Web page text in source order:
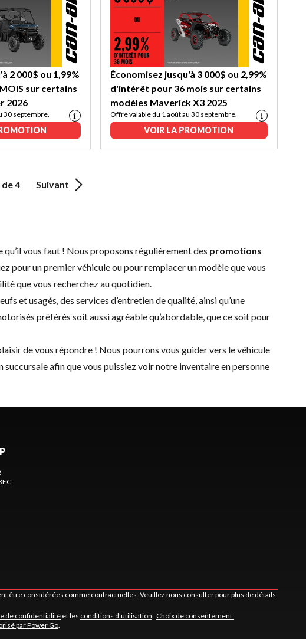
2 000$ ou 1,99%
sur certains
2026
30 septembre.
Économisez jusqu'à 3 000$ ou 2,99%
d'intérêt pour 36 mois sur certains
modèles Maverick X3 2025
Offre valable du 1 août au 30 septembre.
VOIR LA PROMOTION
de 4 Suivant
qu’il vous faut ! Nous proposons régulièrement des promotions
pour un premier véhicule ou pour remplacer un modèle que vous
que vous recherchez au quotidien.
etusagés , des services d’entretiende qualité, ainsi qu’une
préférés soit aussi agréable qu’abordable, que ce soit pour
de vous répondre ! Nous pourrons vous guider vers le véhicule
afin que vous puissiez voir notre inventaire en personne
être considérées comme contractuelles. Veuillez nous consulter pour plus de détails.
de confidentialitéet les conditions d'utilisation Choix de consentement.
par Power Go